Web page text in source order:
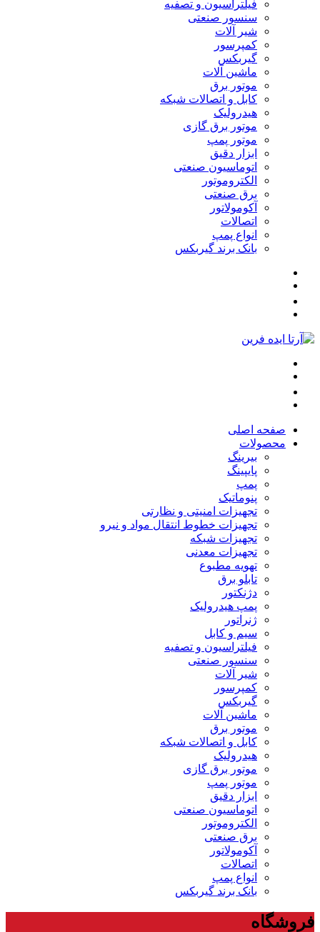
فیلتراسیون و تصفیه
سنسور صنعتی
شیر آلات
کمپرسور
گیربکس
ماشین آلات
موتور برق
کابل و اتصالات شبکه
هیدرولیک
موتور برق گازی
موتور پمپ
ابزار دقیق
اتوماسیون صنعتی
الکتروموتور
برق صنعتی
آکومولاتور
اتصالات
انواع پمپ
بانک برند گیربکس
صفحه اصلی
محصولات
بیرینگ
پایپینگ
پمپ
پنوماتیک
تجهیزات امنیتی و نظارتی
تجهیزات خطوط انتقال مواد و نیرو
تجهیزات شبکه
تجهیزات معدنی
تهویه مطبوع
تابلو برق
دژنکتور
پمپ هیدرولیک
ژنراتور
سیم و کابل
فیلتراسیون و تصفیه
سنسور صنعتی
شیر آلات
کمپرسور
گیربکس
ماشین آلات
موتور برق
کابل و اتصالات شبکه
هیدرولیک
موتور برق گازی
موتور پمپ
ابزار دقیق
اتوماسیون صنعتی
الکتروموتور
برق صنعتی
آکومولاتور
اتصالات
انواع پمپ
بانک برند گیربکس
فروشگاه